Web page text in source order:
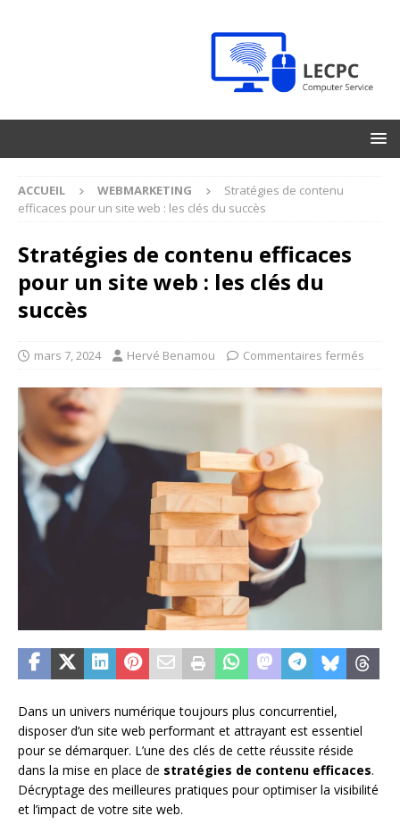
ACCUEIL WEBMARKETING
Stratégies de contenu
efficaces pour un site web : les clés du succès
Stratégies de contenu efficaces
pour un site web : les clés du
succès
mars 7, 2024 Hervé Benamou Commentaires fermés
Dans un univers numérique toujours plus concurrentiel,
disposer d’un site web performant et attrayant est essentiel
pour se démarquer. L’une des clés de cette réussite réside
dans la mise en place de stratégies de contenu efficaces.
Décryptage des meilleures pratiques pour optimiser la visibilité
et l’impact de votre site web.